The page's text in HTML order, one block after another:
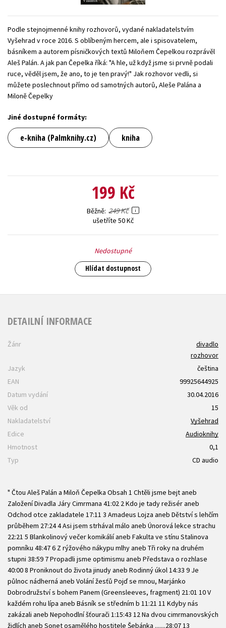
Young adult (SK)
Zahraniční literatura Zdraví a životní styl
Všechny tituly
Podle stejnojmenné knihy rozhovorů, vydané nakladatelstvím
Vyšehrad v roce 2016. S oblíbeným hercem, ale i spisovatelem,
básníkem a autorem písničkových textů Miloňem Čepelkou rozprávěl
Aleš Palán. A jak pan Čepelka říká: "A hle, už když jsme si prvně podali
ruce, věděl jsem, že ano, to je ten pravý!" Jak rozhovor vedli, si
můžete poslechnout přímo od samotných autorů, Aleše Palána a
Miloně Čepelky
Jiné dostupné formáty:
e-kniha (Palmknihy.cz) kniha
199 Kč
Běžně 249 Kč
ušetříte 50 Kč
Nedostupné
Hlídat dostupnost
DETAILNÍ INFORMACE
Žánr
divadlo
rozhovor
Jazyk
čeština
EAN
99925644925
Datum vydání
30.04.2016
Věk od
15
Nakladatelství
Vyšehrad
Edice
Audioknihy
Hmotnost
0,1
Typ
CD audio
" Čtou Aleš Palán a Miloň Čepelka Obsah 1 Chtěli jsme bejt aneb
Založení Divadla Járy Cimrmana 41:02 2 Kdo je tady režisér aneb
Odchod otce zakladatele 17:11 3 Amadeus Lojza aneb Dětství s lehčím
průběhem 27:24 4 Asi jsem strhával málo aneb Únorová lekce strachu
22:21 5 Blankolinový večer komikálií aneb Fakulta ve stínu Stalinova
pomníku 48:47 6 Z rýžového nákypu mlhy aneb Tři roky na druhém
stupni 38:59 7 Propadli jsme optimismu aneb Představa o rozhlase
40:00 8 Proniknout do života jinudy aneb Rodinný úkol 14:33 9 Je
půlnoc nádherná aneb Volání žesťů Pojď se mnou, Marjánko
Dobrodružství s bohem Panem (Greensleeves, fragment) 21:01 10 V
každém rohu lípa aneb Básník se středním b 11:21 11 Kdyby nás
zakázali aneb Nepohodlní šťourači 1:15:43 12 Na dvou cimrmanovských
židlích aneb Sonet osamělého hostitele Šebánka .......28:07 13